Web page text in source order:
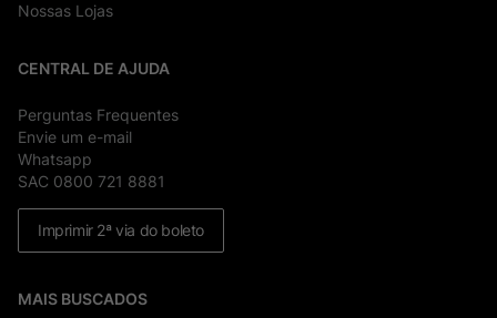
Nossas Lojas
CENTRAL DE AJUDA
Perguntas Frequentes
Envie um e-mail
Whatsapp
SAC 0800 721 8881
Imprimir 2ª via do boleto
MAIS BUSCADOS